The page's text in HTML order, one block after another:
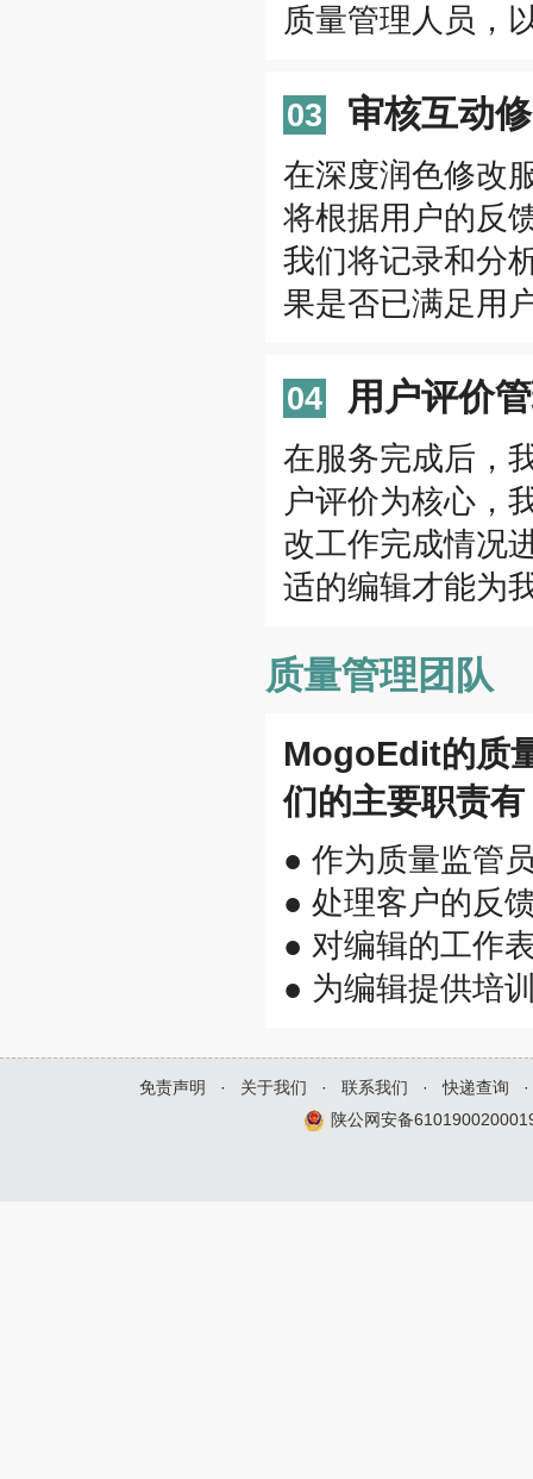
质量管理人员，
03 审核互动
在深度润色修改
将根据用户的反
我们将记录和分
果是否已满足用
04 用户评价
在服务完成后，
户评价为核心，
改工作完成情况
适的编辑才能为
质量管理团队
MogoEdit的质
们的主要职责有
● 作为质量监管
● 处理客户的反
● 对编辑的工作
● 为编辑提供培
免责声明 · 关于我们 · 联系我们 · 快递查询
·
陕公网安备